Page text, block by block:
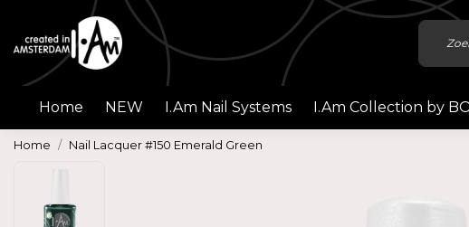
Home NEW I.Am Nail Systems I.Am Collection by
Home Nail Lacquer #150 Emerald Green